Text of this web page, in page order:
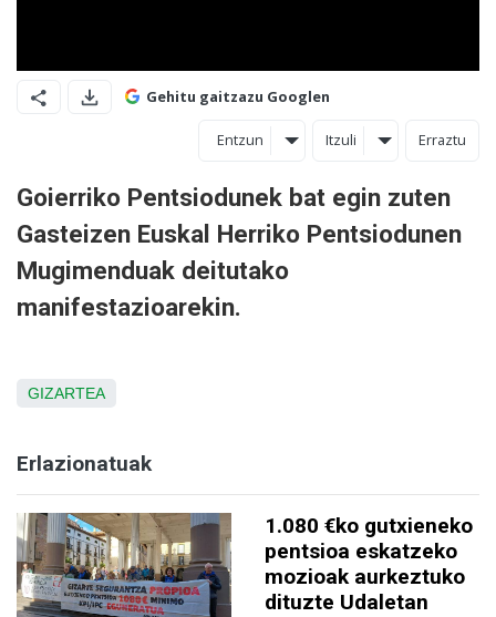
Gehitu gaitzazu Googlen
Entzun Itzuli Erraztu
Goierriko Pentsiodunek bat egin zuten
Gasteizen Euskal Herriko Pentsiodunen
Mugimenduak deitutako
manifestazioarekin.
GIZARTEA
Erlazionatuak
1.080 €ko gutxieneko
pentsioa eskatzeko
mozioak aurkeztuko
dituzte Udaletan